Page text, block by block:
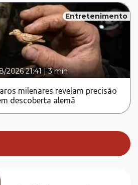
Entretenimento
2026 21:41 |3 min
milenares revelam precisão
descoberta alemã